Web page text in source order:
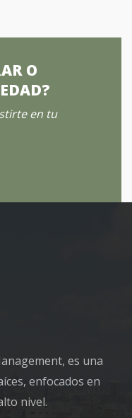
O
en tu
es una
enfocados en
nivel.